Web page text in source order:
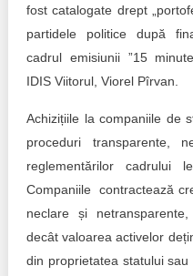
fost catalogate drept
partidele politice după
cadrul emisiunii ”15
IDIS Viitorul, Viorel Pîrvan.
Achizițiile la companiile de
proceduri transparente,
reglementărilor cadrului
Companiile contractează
neclare și
decât valoarea activelor
din proprietatea statului sau